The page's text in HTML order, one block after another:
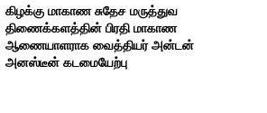
கிழக்கு மாகாண சுதேச மருத்துவ
திணைக்களத்தின் பிரதி மாகாண
ஆணையாளராக வைத்தியர் அன்டன்
அனஸ்டீன் கடமையேற்பு